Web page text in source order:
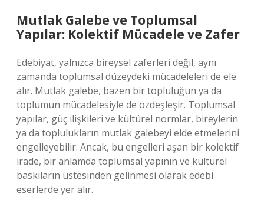
Mutlak Galebe ve Toplumsal
Yapılar: Kolektif Mücadele ve Zafer
Edebiyat, yalnızca bireysel zaferleri değil, aynı
zamanda toplumsal düzeydeki mücadeleleri de ele
alır. Mutlak galebe, bazen bir topluluğun ya da
toplumun mücadelesiyle de özdeşleşir. Toplumsal
yapılar, güç ilişkileri ve kültürel normlar, bireylerin
ya da toplulukların mutlak galebeyi elde etmelerini
engelleyebilir. Ancak, bu engelleri aşan bir kolektif
irade, bir anlamda toplumsal yapının ve kültürel
baskıların üstesinden gelinmesi olarak edebi
eserlerde yer alır.